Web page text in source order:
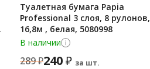
Туалетная бумага Papia
Professional 3 слоя, 8 рулонов,
16,8м , белая, 5080998
В наличии
289₽240₽ за шт.